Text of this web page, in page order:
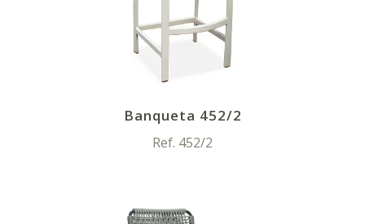
Banqueta 452/2
Ref. 452/2